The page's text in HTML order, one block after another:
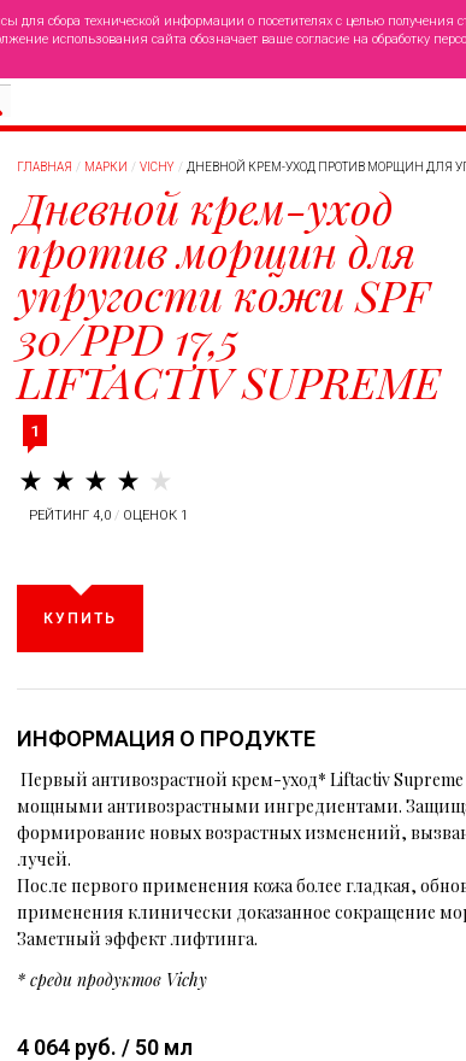
для сбора технической информации о посетителях с целью получения
использования сайта обозначает ваше согласие на обработку
ГЛАВНАЯ МАРКИ VICHY ДНЕВНОЙ КРЕМ-УХОД ПРОТИВ МОРЩИН ДЛЯ
Дневной крем-уход
против морщин для
упругости кожи SPF
30/PPD 17,5
LIFTACTIV SUPREME
1
РЕЙТИНГ 4,0 / ОЦЕНОК 1
КУПИТЬ
ИНФОРМАЦИЯ О ПРОДУКТЕ
Первый антивозрастной крем-уход* Liftactiv Supreme
мощными антивозрастными ингредиентами.
формирование новых возрастных изменений,
лучей.
После первого применения кожа более гладкая,
применения клинически доказанное сокращение
Заметный эффект лифтинга.
* среди продуктов Vichy
4 064 руб. / 50 мл